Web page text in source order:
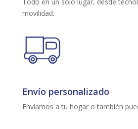
movilidad.
Envío personalizado
Envíamos a tu hogar o también